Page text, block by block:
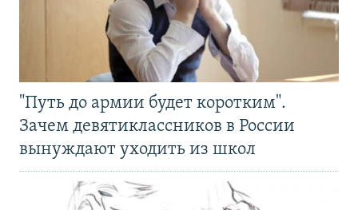
"Путь до армии будет коротким".
Зачем девятиклассников в России
вынуждают уходить из школ